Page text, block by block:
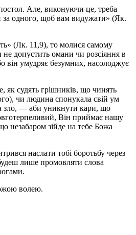
Але, виконуючи це, треба
за одного, щоб вам видужати» (Як.
(Лк. 11,9), то молися самому
допустить омани чи розсіяння в
він умудряє безумних, насолоджує
як судять грішників, що чинять
чи людина спонукала свій ум
зло, — аби уникнути кари, що
Він приймає нашу
незабаром зійде на тебе Божа
наслати тобі боротьбу через
лише промовляти слова
волею.